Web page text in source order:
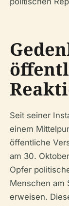
Seit seiner
einem
öffentliche
am 30.
Opfer
Menschen am
erweisen.